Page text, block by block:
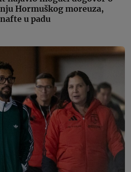
Hormuškog moreuza,
u padu